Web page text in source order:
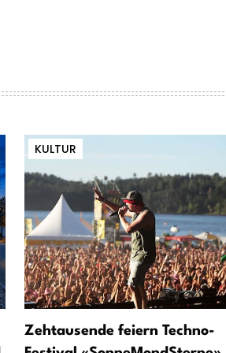
KULTUR
Zehtausende feiern Techno-